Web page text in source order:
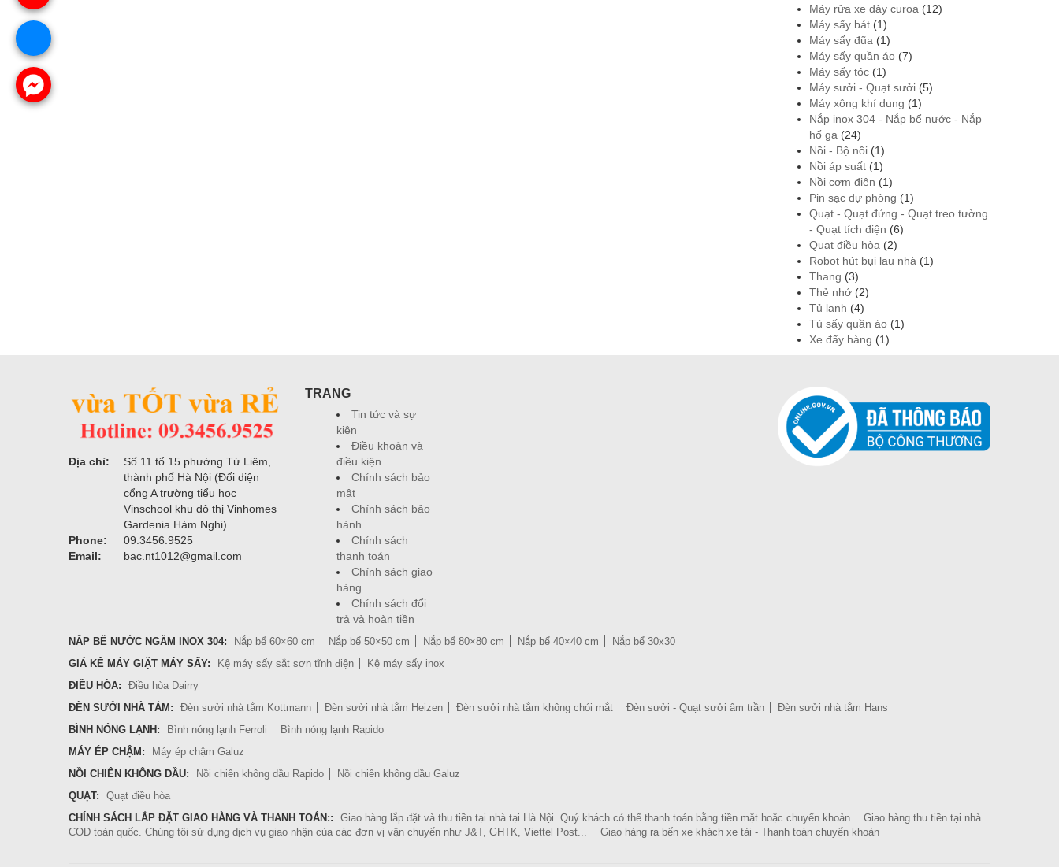
Máy rửa xe dây curoa (12)
Máy sấy bát (1)
Máy sấy đũa (1)
Máy sấy quần áo (7)
Máy sấy tóc (1)
Máy sưởi - Quạt sưởi (5)
Máy xông khí dung (1)
Nắp inox 304 - Nắp bể nước - Nắp
hố ga (24)
Nồi - Bộ nồi (1)
Nồi áp suất (1)
Nồi cơm điện (1)
Pin sạc dự phòng (1)
Quạt - Quạt đứng - Quạt treo tường
- Quạt tích điện (6)
Quạt điều hòa (2)
Robot hút bụi lau nhà (1)
Thang (3)
Thẻ nhớ (2)
Tủ lạnh (4)
Tủ sấy quần áo (1)
Xe đẩy hàng (1)
Địa chỉ:
Số 11 tổ 15 phường Từ Liêm,
thành phố Hà Nội (Đối diện
cổng A trường tiểu học
Vinschool khu đô thị Vinhomes
Gardenia Hàm Nghi)
Phone:
09.3456.9525
Email:
bac.nt1012@gmail.com
TRANG
Tin tức và sự
kiện
Điều khoản và
điều kiện
Chính sách bảo
mật
Chính sách bảo
hành
Chính sách
thanh toán
Chính sách giao
hàng
Chính sách đổi
trả và hoàn tiền
NẮP BỂ NƯỚC NGẦM INOX 304: Nắp bể 60×60 cm Nắp bể 50×50 cm Nắp bể 80×80 cm Nắp bể 40×40 cm
Nắp bể 30x30
GIÁ KÊ MÁY GIẶT MÁY SẤY:
Kệ máy sấy sắt sơn tĩnh điện
Kệ máy sấy inox
ĐIỀU HÒA:
Điều hòa Dairry
ĐÈN SƯỞI NHÀ TẮM:
Đèn sưởi nhà tắm Kottmann Đèn sưởi nhà tắm Heizen Đèn sưởi nhà tắm không chói mắt Đèn sưởi - Quạt sưởi âm trần
Đèn sưởi nhà tắm Hans
BÌNH NÓNG LẠNH:
Bình nóng lạnh Ferroli
Bình nóng lạnh Rapido
MÁY ÉP CHẬM:
Máy ép chậm Galuz
NỒI CHIÊN KHÔNG DẦU:
Nồi chiên không dầu Rapido
Nồi chiên không dầu Galuz
QUẠT:
Quạt điều hòa
CHÍNH SÁCH LẮP ĐẶT GIAO HÀNG VÀ THANH TOÁN::
Giao hàng lắp đặt và thu tiền tại nhà tại Hà Nội. Quý khách có thể thanh toán bằng tiền mặt hoặc chuyển khoản
Giao hàng thu tiền tại nhà
COD toàn quốc. Chúng tôi sử dụng dịch vụ giao nhận của các đơn vị vận chuyển như J&T, GHTK, Viettel Post...
Giao hàng ra bến xe khách xe tải - Thanh toán chuyển khoản